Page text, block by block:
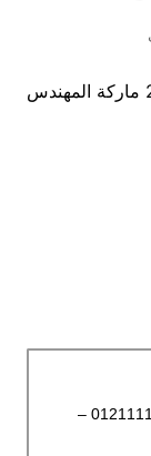
ماكينه لحام عبوات اندكشن سيل موديل 204 ماركة المهندس